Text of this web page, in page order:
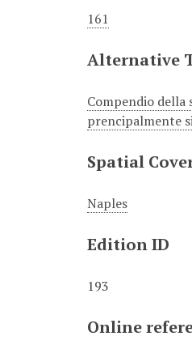
161
Alternative
Compendio
prencipalmente
Spatial
Naples
Edition ID
193
Online